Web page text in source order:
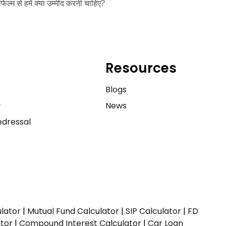
से हमें क्या उम्मीद करनी चाहिए?
Resources
Blogs
News
| Mutual Fund Calculator | SIP Calculator | FD
| Compound Interest Calculator | Car Loan